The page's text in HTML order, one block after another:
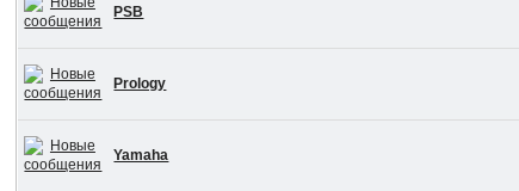
PSB
Prology
Yamaha